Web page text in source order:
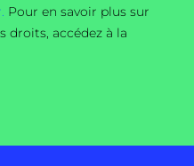
Pour en savoir plus sur
droits, accédez à la